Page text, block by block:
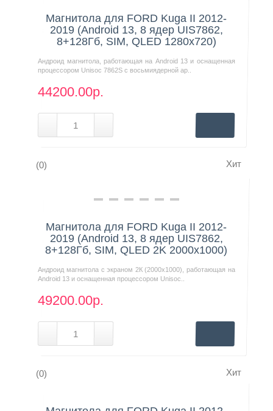
Магнитола для FORD Kuga II 2012-
2019 (Android 13, 8 ядер UIS7862,
8+128Гб, SIM, QLED 1280x720)
Андроид магнитола, работающая на Android 13 и оснащенная
процессором Unisoc 7862S с восьмиядерной ар..
44200.00р.
(0) Хит
Нашли дешевле?
Магнитола для FORD Kuga II 2012-
2019 (Android 13, 8 ядер UIS7862,
8+128Гб, SIM, QLED 2K 2000x1000)
Андроид магнитола с экраном 2К (2000х1000), работающая на
Android 13 и оснащенная процессором Unisoc..
49200.00р.
(0) Хит